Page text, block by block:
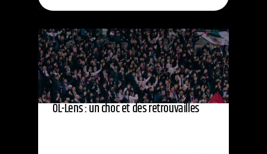
OL-Lens : un choc et des retrouvailles